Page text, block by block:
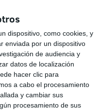
dispositivo, como cookies, y
enviada por un dispositivo
de audiencia y
datos de localización
hacer clic para
a cabo el procesamiento
y cambiar sus
procesamiento de sus